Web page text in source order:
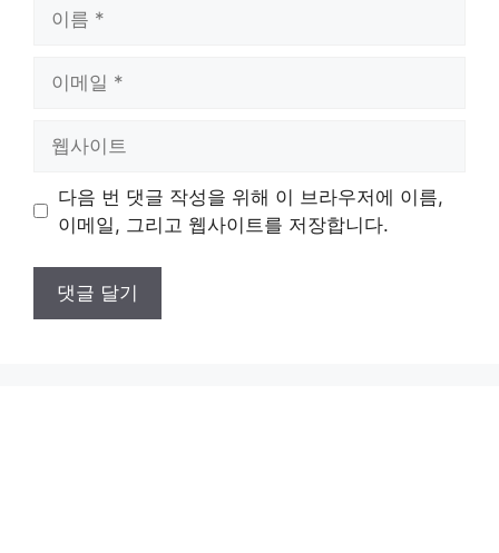
트
다음 번 댓글 작성을 위해 이 브라우저에 이름,
이메일, 그리고 웹사이트를 저장합니다.